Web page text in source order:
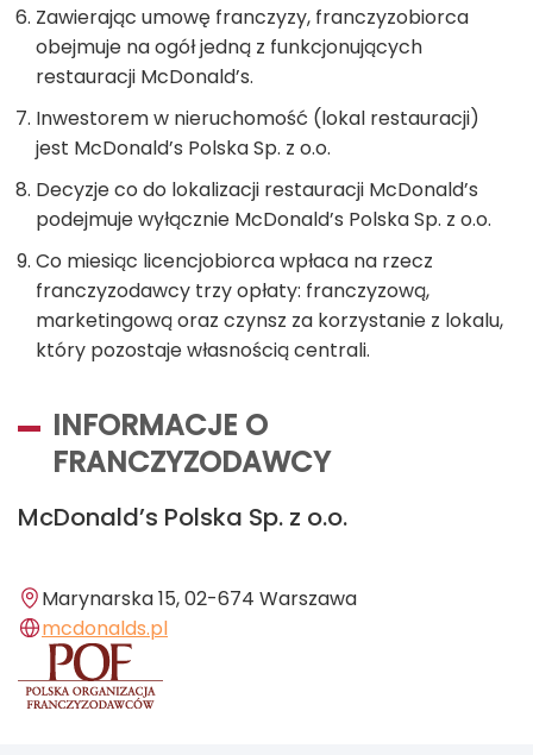
Zawierając umowę franczyzy, franczyzobiorca
obejmuje na ogół jedną z funkcjonujących
restauracji McDonald’s.
Inwestorem w nieruchomość (lokal restauracji)
jest McDonald’s Polska Sp. z o.o.
Decyzje co do lokalizacji restauracji McDonald’s
podejmuje wyłącznie McDonald’s Polska Sp. z o.o.
Co miesiąc licencjobiorca wpłaca na rzecz
franczyzodawcy trzy opłaty: franczyzową,
marketingową oraz czynsz za korzystanie z lokalu,
który pozostaje własnością centrali.
INFORMACJE O
FRANCZYZODAWCY
McDonald’s Polska Sp. z o.o.
Marynarska 15, 02-674 Warszawa
mcdonalds.pl